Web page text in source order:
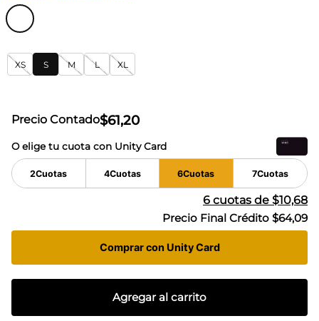
XS S M L XL
Precio Contado$61,20
O elige tu cuota con Unity Card
2Cuotas 4Cuotas 6Cuotas 7Cuotas
6 cuotas de $10,68
Precio Final Crédito $64,09
Comprar con Unity Card
Agregar al carrito